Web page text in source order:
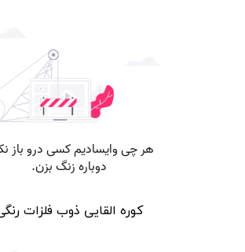
کوره القایی ذوب فلزات رنگی